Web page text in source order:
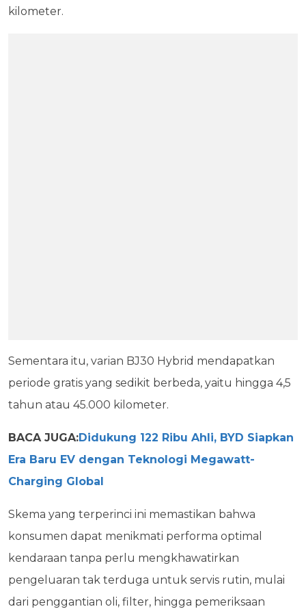
kilometer.
Sementara itu, varian BJ30 Hybrid mendapatkan
periode gratis yang sedikit berbeda, yaitu hingga 4,5
tahun atau 45.000 kilometer.
BACA JUGA:Didukung 122 Ribu Ahli, BYD Siapkan
Era Baru EV dengan Teknologi Megawatt-
Charging Global
Skema yang terperinci ini memastikan bahwa
konsumen dapat menikmati performa optimal
kendaraan tanpa perlu mengkhawatirkan
pengeluaran tak terduga untuk servis rutin, mulai
dari penggantian oli, filter, hingga pemeriksaan